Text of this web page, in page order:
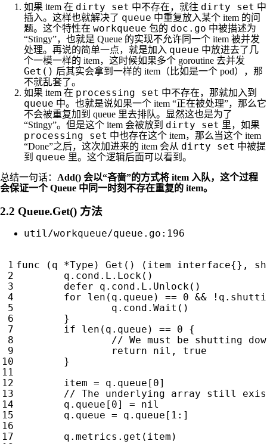
如果 item 在 dirty set 中不存在，就往 dirty set 中
插入。这样也就解决了 queue 中重复放入某个 item 的问
题。这个特性在 workqueue 包的 doc.go 中被描述为
“Stingy”，也就是 Queue 的实现不允许同一个 item 被并发
处理。再说的简单一点，就是加入 queue 中放进去了几
个一模一样的 item，这时候如果多个 goroutine 去并发
Get() 后其实会拿到一样的 item（比如是一个 pod），那
不就乱套了。
如果 item 在 processing set 中不存在，那就加入到
queue 中。也就是说如果一个 item “正在被处理”，那么它
不会被重复加到 queue 里去排队。显然这也是为了
“Stingy”。但是这个 item 会被放到 dirty set 里，如果
processing set 中也存在这个 item，那么当这个 item
“Done”之后，这次加进来的 item 会从 dirty set 中被提
到 queue 里。这个逻辑后面可以看到。
总结一句话： Add() 会以“吝啬”的方式将 item 入队，这个过程
会保证一个 Queue 中同一时刻不存在重复的 item。
2.2 Queue.Get() 方法
util/workqueue/queue.go:196
func ( q *Type ) Get () ( item interface{},
q . cond . L . Lock()
defer
q . cond . L . Unlock()
for
len ( q . queue ) == 0 && ! q .
q . cond . Wait ()
}
if
len ( q . queue ) == 0
{
return
nil ,
true
}
item = q . queue [ 0]
q . queue [ 0] =
nil
q . queue = q . queue [ 1 :]
q . metrics . get ( item )